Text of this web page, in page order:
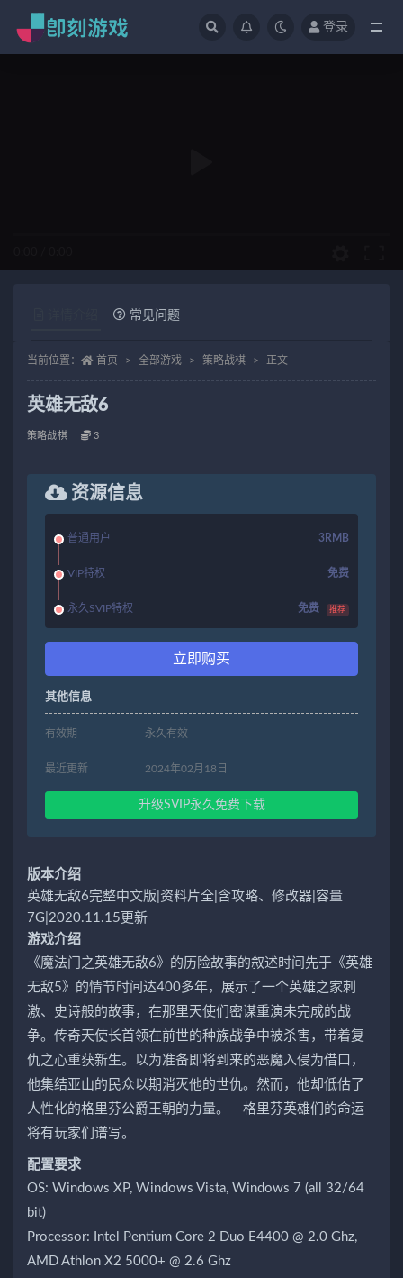
登录
常见问题
当前位置： 首页 全部游戏 策略战棋 正文
英雄无敌6
策略战棋 3
资源信息
普通用户 3RMB
VIP特权 免费
永久SVIP特权 免费 推荐
立即购买
其他信息
有效期 永久有效
最近更新 2024年02月18日
升级SVIP永久免费下载
版本介绍
英雄无敌6完整中文版|资料片全|含攻略、修改器|容量
7G|2020.11.15更新
游戏介绍
《魔法门之英雄无敌6》的历险故事的叙述时间先于《英雄
无敌5》的情节时间达400多年，展示了一个英雄之家刺
激、史诗般的故事，在那里天使们密谋重演未完成的战
争。传奇天使长首领在前世的种族战争中被杀害，带着复
仇之心重获新生。以为准备即将到来的恶魔入侵为借口，
他集结亚山的民众以期消灭他的世仇。然而，他却低估了
人性化的格里芬公爵王朝的力量。 格里芬英雄们的命运
将有玩家们谱写。
配置要求
OS: Windows XP, Windows Vista, Windows 7 (all 32/64
bit)
Processor: Intel Pentium Core 2 Duo E4400 @ 2.0 Ghz,
AMD Athlon X2 5000+ @ 2.6 Ghz